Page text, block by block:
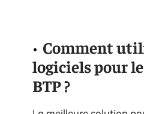
Comment
logiciels pour
BTP ?